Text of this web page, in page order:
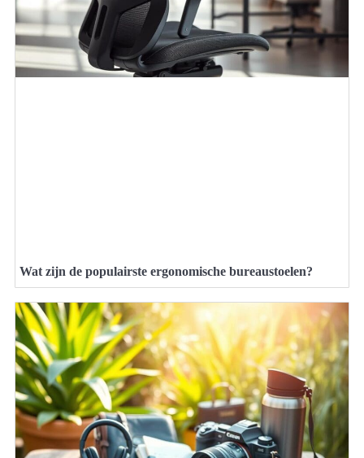
Wat zijn de populairste ergonomische bureaustoelen?